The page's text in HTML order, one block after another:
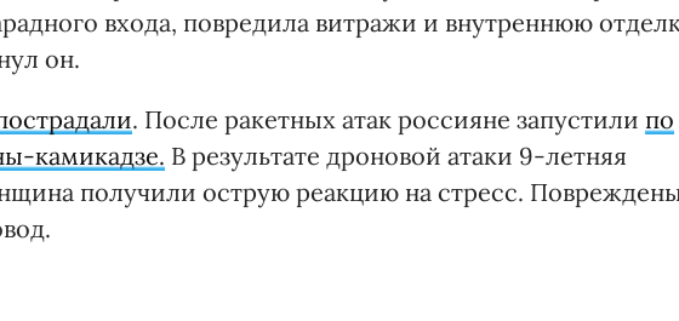
входа, повредила витражи и внутреннюю
он.
. После ракетных атак россияне запустили по
камикадзе. В результате дроновой атаки 9-летняя
получили острую реакцию на стресс.